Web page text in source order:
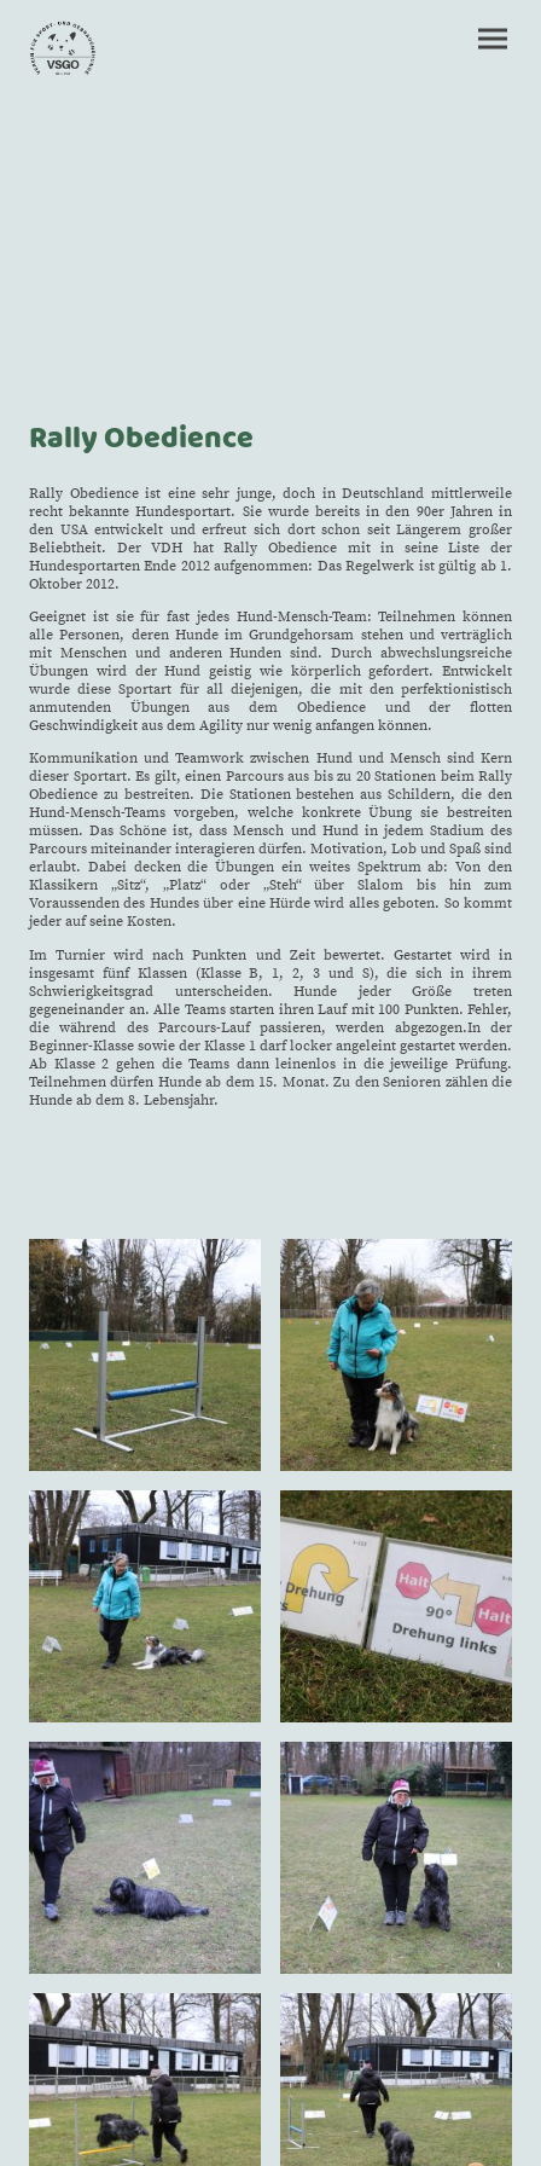
Rally Obedience
Rally Obedience ist eine sehr junge, doch in Deutschland mittlerweile
recht bekannte Hundesportart. Sie wurde bereits in den 90er Jahren in
den USA entwickelt und erfreut sich dort schon seit Längerem großer
Beliebtheit. Der VDH hat Rally Obedience mit in seine Liste der
Hundesportarten Ende 2012 aufgenommen: Das Regelwerk ist gültig ab 1.
Oktober 2012.
Geeignet ist sie für fast jedes Hund-Mensch-Team: Teilnehmen können
alle Personen, deren Hunde im Grundgehorsam stehen und verträglich
mit Menschen und anderen Hunden sind. Durch abwechslungsreiche
Übungen wird der Hund geistig wie körperlich gefordert. Entwickelt
wurde diese Sportart für all diejenigen, die mit den perfektionistisch
anmutenden Übungen aus dem Obedience und der flotten
Geschwindigkeit aus dem Agility nur wenig anfangen können.
Kommunikation und Teamwork zwischen Hund und Mensch sind Kern
dieser Sportart. Es gilt, einen Parcours aus bis zu 20 Stationen beim Rally
Obedience zu bestreiten. Die Stationen bestehen aus Schildern, die den
Hund-Mensch-Teams vorgeben, welche konkrete Übung sie bestreiten
müssen. Das Schöne ist, dass Mensch und Hund in jedem Stadium des
Parcours miteinander interagieren dürfen. Motivation, Lob und Spaß sind
erlaubt. Dabei decken die Übungen ein weites Spektrum ab: Von den
Klassikern „Sitz“, „Platz“ oder „Steh“ über Slalom bis hin zum
Voraussenden des Hundes über eine Hürde wird alles geboten. So kommt
jeder auf seine Kosten.
Im Turnier wird nach Punkten und Zeit bewertet. Gestartet wird in
insgesamt fünf Klassen (Klasse B, 1, 2, 3 und S), die sich in ihrem
Schwierigkeitsgrad unterscheiden. Hunde jeder Größe treten
gegeneinander an. Alle Teams starten ihren Lauf mit 100 Punkten. Fehler,
die während des Parcours-Lauf passieren, werden abgezogen.In der
Beginner-Klasse sowie der Klasse 1 darf locker angeleint gestartet werden.
Ab Klasse 2 gehen die Teams dann leinenlos in die jeweilige Prüfung.
Teilnehmen dürfen Hunde ab dem 15. Monat. Zu den Senioren zählen die
Hunde ab dem 8. Lebensjahr.